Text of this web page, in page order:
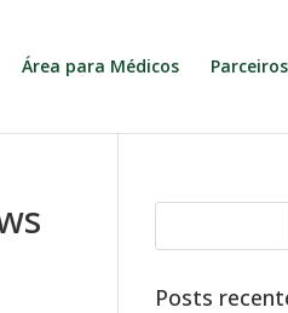
Área para Médicos Parceiros
Posts